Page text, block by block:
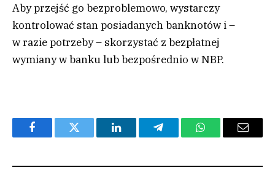
Aby przejść go bezproblemowo, wystarczy
kontrolować stan posiadanych banknotów i –
w razie potrzeby – skorzystać z bezpłatnej
wymiany w banku lub bezpośrednio w NBP.
FacebookTwitter LinkedInTelegramWhatsAppEmail